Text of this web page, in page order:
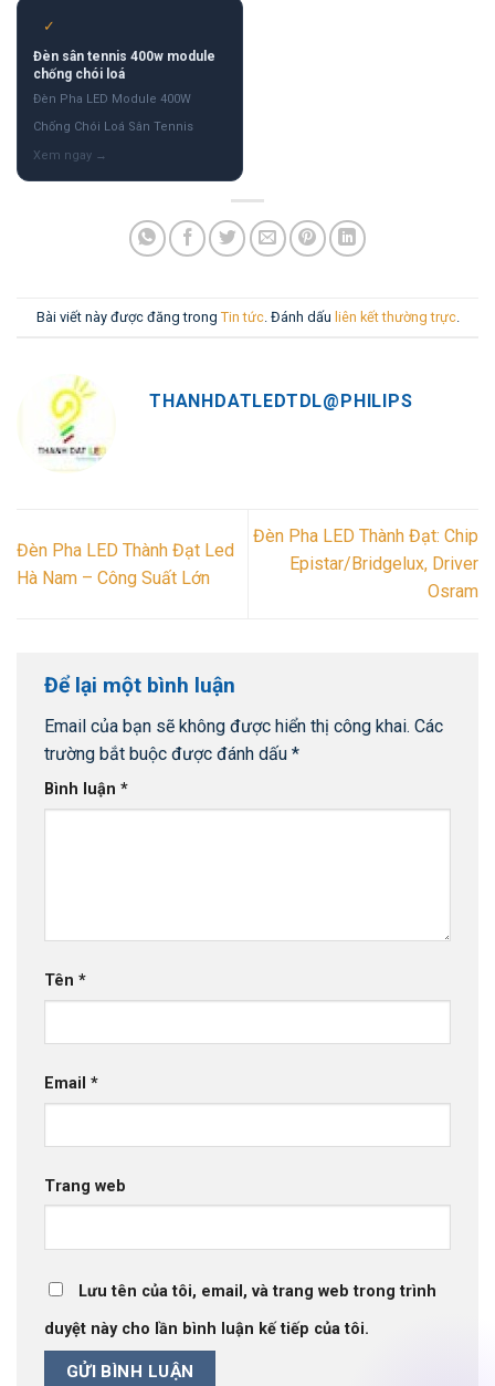
✓
Đèn sân tennis 400w module
chống chói loá
Đèn Pha LED Module 400W
Chống Chói Loá Sân Tennis
Bài viết này được đăng trong Tin tức. Đánh dấu liên kết thường trực.
THANHDATLEDTDL@PHILIPS
Đèn Pha LED Thành Đạt Led
Hà Nam – Công Suất Lớn
Đèn Pha LED Thành Đạt: Chip
Epistar/Bridgelux, Driver
Osram
Để lại một bình luận
Email của bạn sẽ không được hiển thị công khai. Các
trường bắt buộc được đánh dấu *
Bình luận *
Tên *
Email *
Trang web
Lưu tên của tôi, email, và trang web trong trình
duyệt này cho lần bình luận kế tiếp của tôi.